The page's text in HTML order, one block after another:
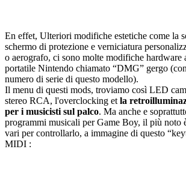
En effet, Ulteriori modifiche estetiche come la
schermo di protezione e verniciatura
o aerografo, ci sono molte modifiche
portatile Nintendo chiamato “DMG” gergo
numero di serie di questo modello).
Il menu di questi mods, troviamo così LED
stereo RCA, l'overclocking etla
per i musicisti sul palco. Ma anche e
programmi musicali per Game Boy, il più noto
vari per controllarlo, a immagine di questo
MIDI :